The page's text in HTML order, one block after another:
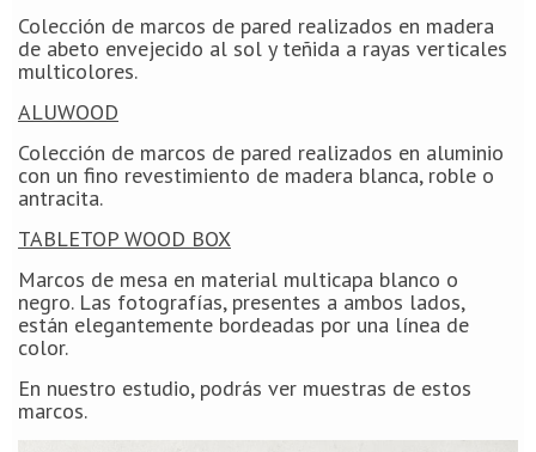
Colección de marcos de pared realizados en madera
de abeto envejecido al sol y teñida a rayas verticales
multicolores.
ALUWOOD
Colección de marcos de pared realizados en aluminio
con un fino revestimiento de madera blanca, roble o
antracita.
TABLETOP WOOD BOX
Marcos de mesa en material multicapa blanco o
negro. Las fotografías, presentes a ambos lados,
están elegantemente bordeadas por una línea de
color.
En nuestro estudio, podrás ver muestras de estos
marcos.